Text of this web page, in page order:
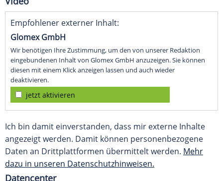
Empfohlener externer Inhalt:
Glomex GmbH
Wir benötigen Ihre Zustimmung, um den von unserer Redaktion
eingebundenen Inhalt von Glomex GmbH anzuzeigen. Sie können
diesen mit einem Klick anzeigen lassen und auch wieder
deaktivieren.
jetzt aktivieren
Ich bin damit einverstanden, dass mir externe Inhalte
angezeigt werden. Damit können personenbezogene
Daten an Drittplattformen übermittelt werden. Mehr
dazu in unseren Datenschutzhinweisen.
Datencenter